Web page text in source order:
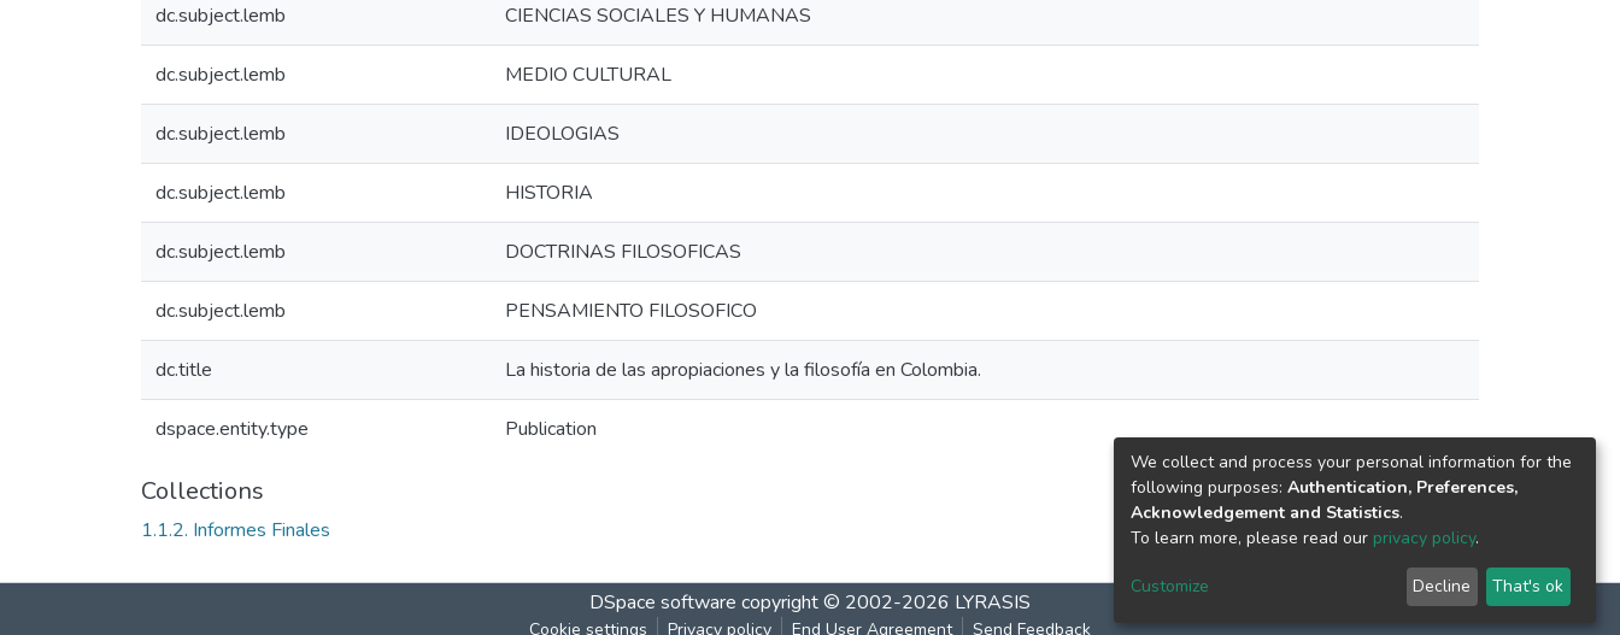
dc.subject.lemb CIENCIAS SOCIALES Y HUMANAS
dc.subject.lemb MEDIO CULTURAL
dc.subject.lemb IDEOLOGIAS
dc.subject.lemb HISTORIA
dc.subject.lemb DOCTRINAS FILOSOFICAS
dc.subject.lemb PENSAMIENTO FILOSOFICO
dc.title La historia de las apropiaciones y la filosofía en Colombia.
dspace.entity.type Publication
Collections
1.1.2. Informes Finales
DSpace software copyright © 2002-2026 LYRASIS
Cookie settings Privacy policy End User Agreement Send Feedback
We collect and process your personal information for the
following purposes: Authentication, Preferences,
Acknowledgement and Statistics.
To learn more, please read our privacy policy.
Customize Decline That's ok